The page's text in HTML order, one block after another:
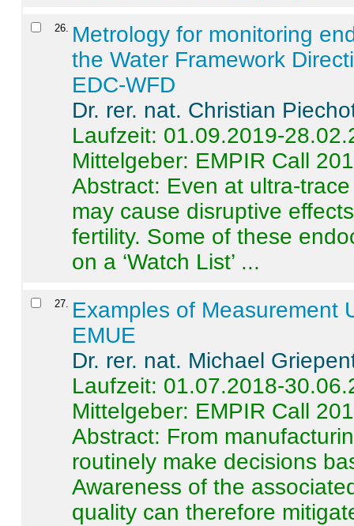
26. Metrology for monitoring
the Water Framework
EDC-WFD
Dr. rer. nat. Christian
Laufzeit: 01.09.2019-
Mittelgeber: EMPIR Call
Abstract: Even at ultra-
may cause disruptive
fertility. Some of these
on a ‘Watch List’ ...
27. Examples of Measurement
EMUE
Dr. rer. nat. Michael
Laufzeit: 01.07.2018-
Mittelgeber: EMPIR Call
Abstract: From
routinely make decisions
Awareness of the
quality can therefore